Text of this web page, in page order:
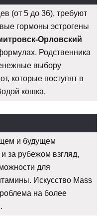
(от 5 до 36), требуют
гормоны эстрогены
Орловский
Родственника
выбору
которые поступят в
кошка.
и будущем
за рубежом взгляд,
для
Искусство Mass
на более